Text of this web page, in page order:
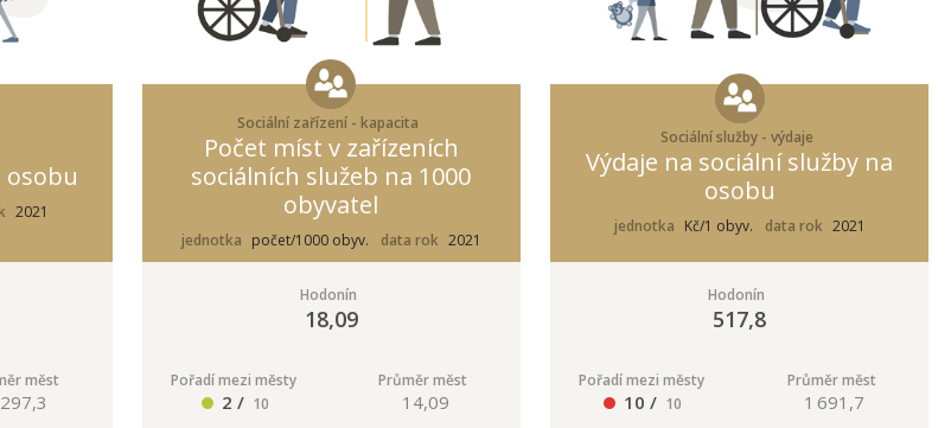
2021
měst
Sociální zařízení - kapacita
Počet míst v zařízeních
sociálních služeb na 1000
obyvatel
jednotka počet/1000 obyv. data rok 2021
Hodonín
18,09
Pořadí mezi městy
2 / 10
Průměr měst
14,09
Sociální služby - výdaje
Výdaje na sociální služby na
osobu
jednotka Kč/1 obyv. data rok 2021
Hodonín
517,8
Pořadí mezi městy
10 / 10
Průměr měst
1 691,7